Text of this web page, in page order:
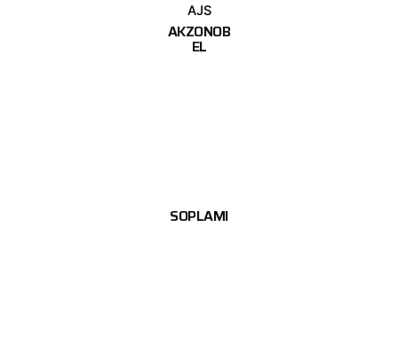
AJS
AKZONOB
EL
SOPLAMI